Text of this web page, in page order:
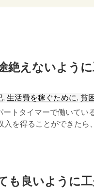
絶えないよう
,生活費を稼ぐために,貧
ートタイマーで働いてい
入を得ることができたら
も良いように